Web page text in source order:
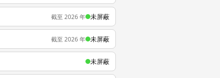
截至 2026 年 未屏蔽
截至 2026 年 未屏蔽
未屏蔽